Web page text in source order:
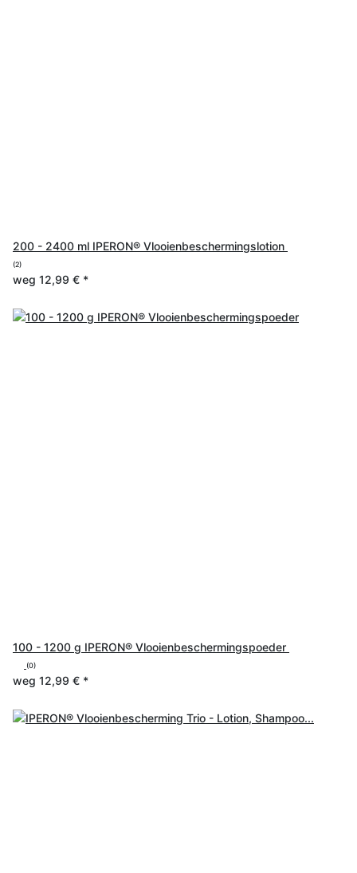
200 - 2400 ml IPERON® Vlooienbeschermingslotion
(2)
weg 12,99 € *
100 - 1200 g IPERON® Vlooienbeschermingspoeder
(0)
weg 12,99 € *